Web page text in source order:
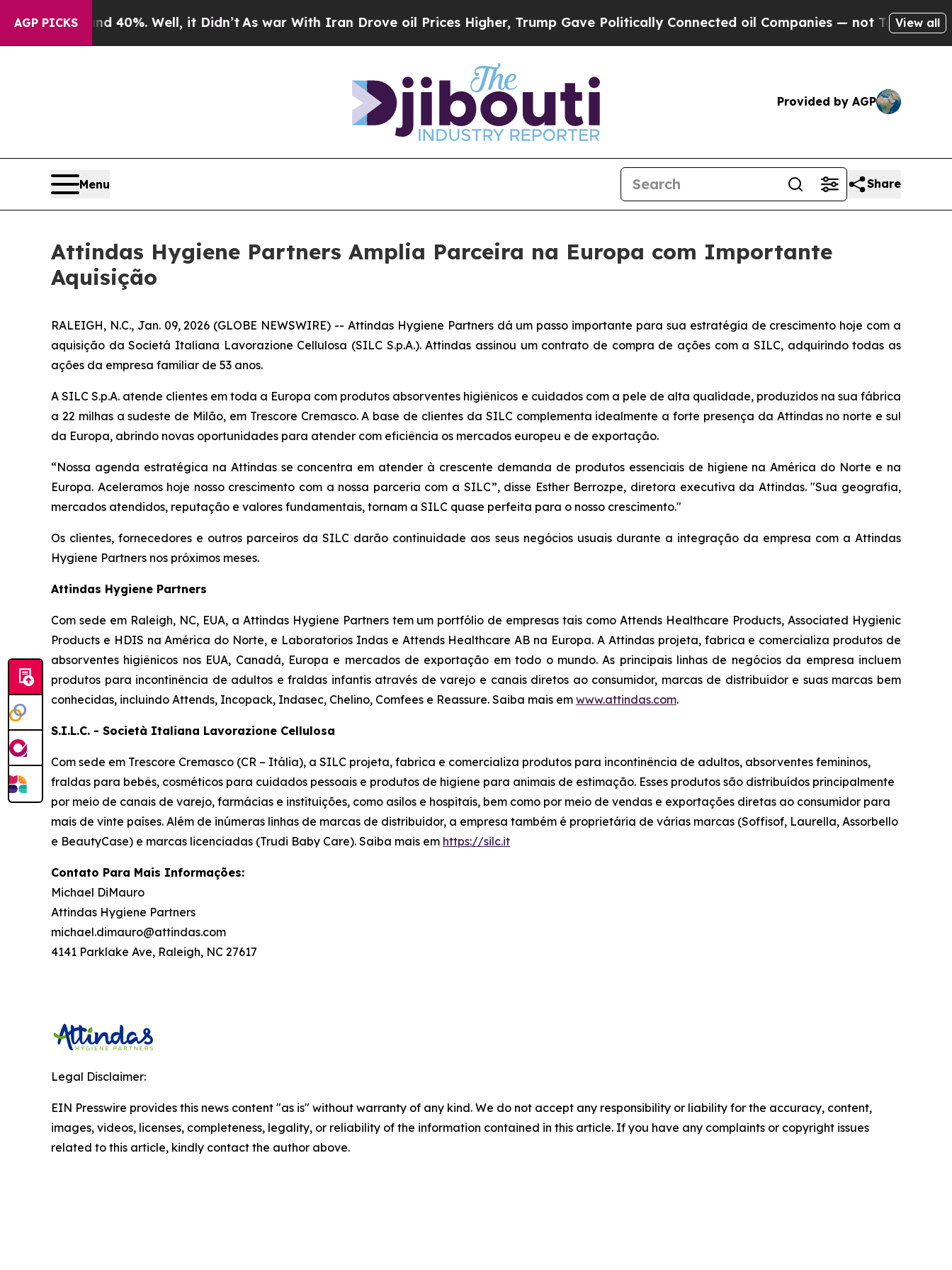
AGP PICKS
Around 40%. Well, it Didn’tAs war With Iran Drove oil Prices Higher, Trump Gave Politically Connected oil Companies — not Taxpayers — the
View all
Provided by AGP
Menu Share
Attindas Hygiene Partners Amplia Parceira na Europa com Importante
Aquisição
RALEIGH, N.C., Jan. 09, 2026 (GLOBE NEWSWIRE) -- Attindas Hygiene Partners dá um passo importante para sua estratégia de crescimento hoje com a
aquisição da Societá Italiana Lavorazione Cellulosa (SILC S.p.A.). Attindas assinou um contrato de compra de ações com a SILC, adquirindo todas as
ações da empresa familiar de 53 anos.
A SILC S.p.A. atende clientes em toda a Europa com produtos absorventes higiênicos e cuidados com a pele de alta qualidade, produzidos na sua fábrica
a 22 milhas a sudeste de Milão, em Trescore Cremasco. A base de clientes da SILC complementa idealmente a forte presença da Attindas no norte e sul
da Europa, abrindo novas oportunidades para atender com eficiência os mercados europeu e de exportação.
“Nossa agenda estratégica na Attindas se concentra em atender à crescente demanda de produtos essenciais de higiene na América do Norte e na
Europa. Aceleramos hoje nosso crescimento com a nossa parceria com a SILC”, disse Esther Berrozpe, diretora executiva da Attindas. "Sua geografia,
mercados atendidos, reputação e valores fundamentais, tornam a SILC quase perfeita para o nosso crescimento."
Os clientes, fornecedores e outros parceiros da SILC darão continuidade aos seus negócios usuais durante a integração da empresa com a Attindas
Hygiene Partners nos próximos meses.
Attindas Hygiene Partners
Com sede em Raleigh, NC, EUA, a Attindas Hygiene Partners tem um portfólio de empresas tais como Attends Healthcare Products, Associated Hygienic
Products e HDIS na América do Norte, e Laboratorios Indas e Attends Healthcare AB na Europa. A Attindas projeta, fabrica e comercializa produtos de
absorventes higiênicos nos EUA, Canadá, Europa e mercados de exportação em todo o mundo. As principais linhas de negócios da empresa incluem
produtos para incontinência de adultos e fraldas infantis através de varejo e canais diretos ao consumidor, marcas de distribuidor e suas marcas bem
conhecidas, incluindo Attends, Incopack, Indasec, Chelino, Comfees e Reassure. Saiba mais em www.attindas.com.
S.I.L.C. - Società Italiana Lavorazione Cellulosa
Com sede em Trescore Cremasco (CR – Itália), a SILC projeta, fabrica e comercializa produtos para incontinência de adultos, absorventes femininos,
fraldas para bebês, cosméticos para cuidados pessoais e produtos de higiene para animais de estimação. Esses produtos são distribuídos principalmente
por meio de canais de varejo, farmácias e instituições, como asilos e hospitais, bem como por meio de vendas e exportações diretas ao consumidor para
mais de vinte países. Além de inúmeras linhas de marcas de distribuidor, a empresa também é proprietária de várias marcas (Soffisof, Laurella, Assorbello
e BeautyCase) e marcas licenciadas (Trudi Baby Care). Saiba mais em https://silc.it
Contato Para Mais Informações:
Michael DiMauro
Attindas Hygiene Partners
michael.dimauro@attindas.com
4141 Parklake Ave, Raleigh, NC 27617
Legal Disclaimer:
EIN Presswire provides this news content "as is" without warranty of any kind. We do not accept any responsibility or liability for the accuracy, content,
images, videos, licenses, completeness, legality, or reliability of the information contained in this article. If you have any complaints or copyright issues
related to this article, kindly contact the author above.